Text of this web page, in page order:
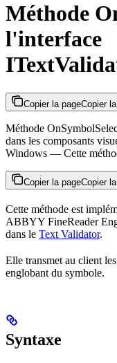
Méthode
l'interface
Copier la pageCopier
Méthode
dans les composants
Windows — Cette
Copier la pageCopier
Cette méthode est
ABBYY FineReader
dans le Text Validator.
Elle transmet au client
englobant du symbole.
Syntaxe